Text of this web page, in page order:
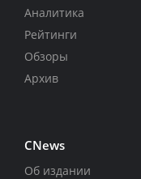
Аналитика
Рейтинги
Обзоры
Архив
CNews
Об издании